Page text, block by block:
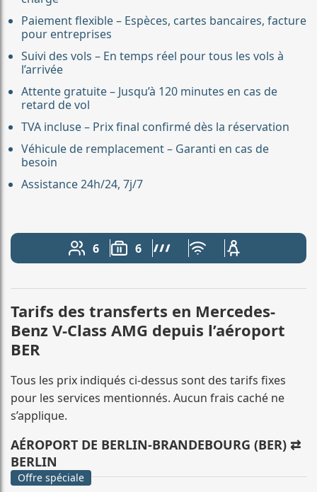
Paiement flexible – Espèces, cartes bancaires, facture
pour entreprises
Suivi des vols – En temps réel pour tous les vols à
l’arrivée
Attente gratuite – Jusqu’à 120 minutes en cas de
retard de vol
TVA incluse – Prix final confirmé dès la réservation
Véhicule de remplacement – Garanti en cas de
besoin
Assistance 24h/24, 7j/7
6
Nombre de passagers: 6
6
Capacité des bagages: 6
Ligne AMGWi-Fi gratuitSiège enfant
Tarifs des transferts en Mercedes-
Benz V-Class AMG depuis l’aéroport
BER
Tous les prix indiqués ci-dessus sont des tarifs fixes
pour les services mentionnés. Aucun frais caché ne
s’applique.
AÉROPORT DE BERLIN-BRANDEBOURG (BER) ⇄
BERLIN
Offre spéciale